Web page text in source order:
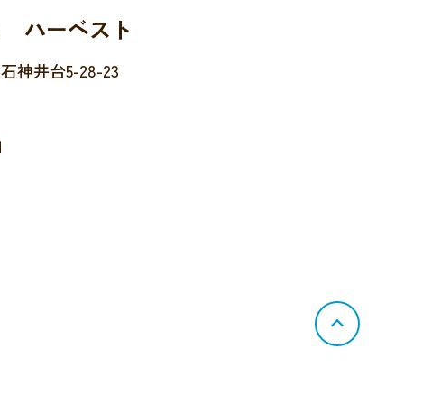
ハーベスト
神井台5-28-23